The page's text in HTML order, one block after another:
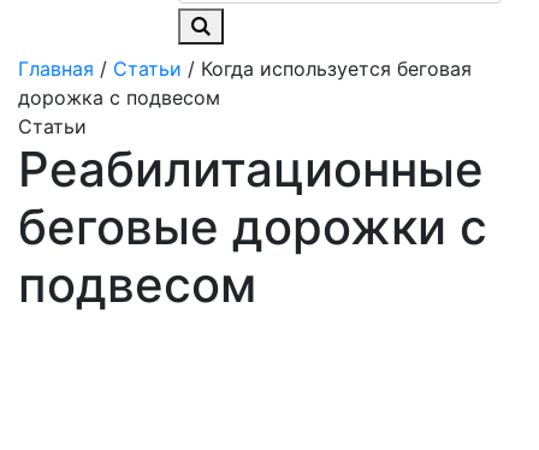
Главная / Статьи / Когда используется беговая
дорожка с подвесом
Статьи
Реабилитационные
беговые дорожки с
подвесом